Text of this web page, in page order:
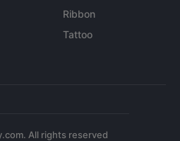
Ribbon
Tattoo
All rights reserved